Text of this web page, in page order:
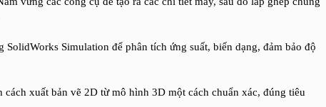
SolidWorks Simulation để phân tích ứng suất, biến dạng, đảm bảo độ
xuất bản vẽ 2D từ mô hình 3D một cách chuẩn xác, đúng tiêu